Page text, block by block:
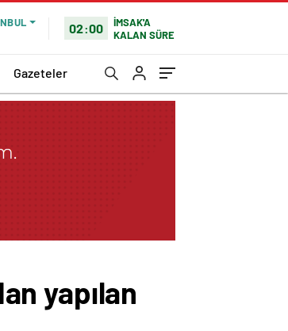
02:00
İMSAK'A
KALAN SÜRE
Gazeteler
yapılan